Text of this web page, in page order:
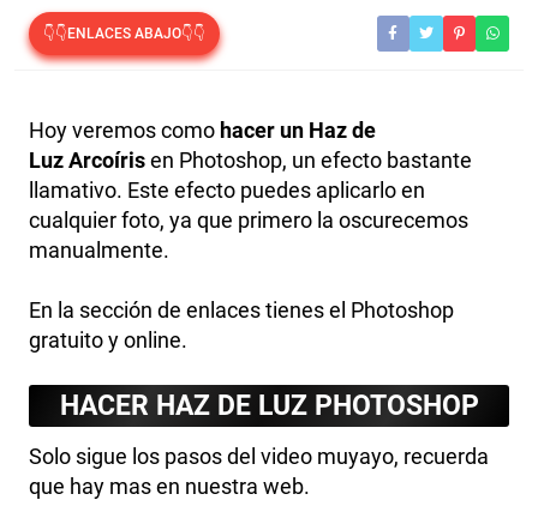
👇👇ENLACES ABAJO👇👇
Hoy veremos como hacer un Haz de
Luz Arcoírisen Photoshop, un efecto bastante
llamativo. Este efecto puedes aplicarlo en
cualquier foto, ya que primero la oscurecemos
manualmente.
En la sección de enlaces tienes el Photoshop
gratuito y online.
HACER HAZ DE LUZ PHOTOSHOP
Solo sigue los pasos del video muyayo, recuerda
que hay mas en nuestra web.